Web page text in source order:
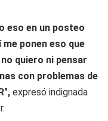
eso en un posteo
ponen eso que
quiero ni pensar
con problemas de
expresó indignada